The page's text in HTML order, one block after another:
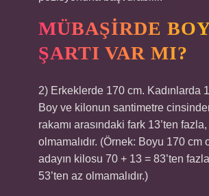
MÜBAŞIRDE
ŞARTI VAR MI?
2) Erkeklerde 170 cm. Kadınlarda
Boy ve kilonun santimetre
rakamı arasındaki fark 13’ten
olmamalıdır. (Örnek: Boyu 170 cm
adayın kilosu 70 + 13 = 83’ten
53’ten az olmamalıdır.)